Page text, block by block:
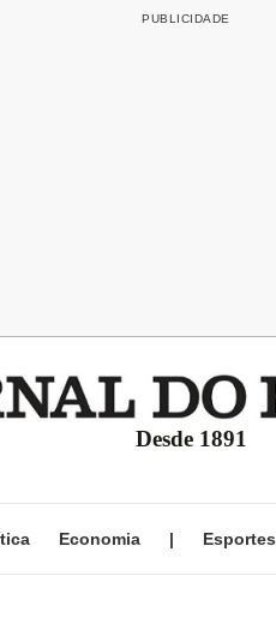
Desde 1891
Economia | Esportes